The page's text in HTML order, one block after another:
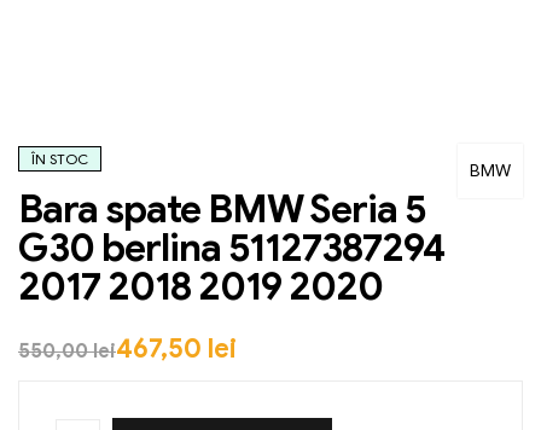
BMW
ÎN STOC
Bara spate BMW Seria 5
G30 berlina 51127387294
2017 2018 2019 2020
550,00lei467,50 lei